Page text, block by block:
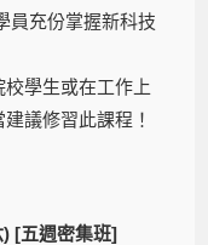
員充份掌握新科技
學生或在工作上
議修習此課程！
) [五週密集班]